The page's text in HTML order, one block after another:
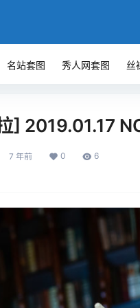
名站套图 秀人网套图 丝
] 2019.01.17
7 年前 0 6